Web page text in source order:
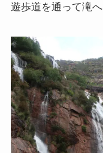
遊歩道を通って滝